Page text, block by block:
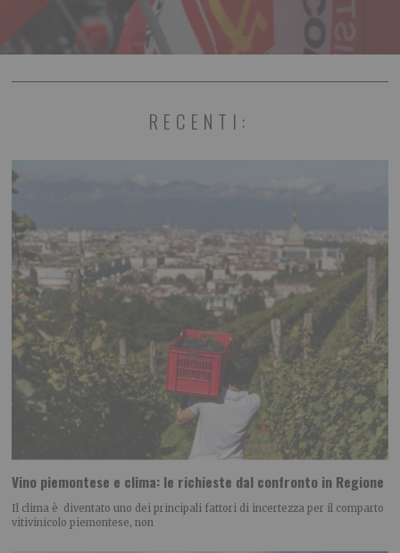
RECENTI:
Vino piemontese e clima: le richieste dal confronto in Regione
Il clima è diventato uno dei principali fattori di incertezza per il comparto
vitivinicolo piemontese, non